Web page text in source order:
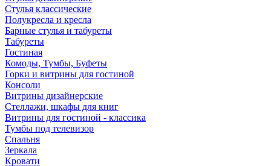
Стулья классические
Полукресла и кресла
Барные стулья и табуреты
Табуреты
Гостиная
Комоды, Тумбы, Буфеты
Горки и витрины для гостиной
Консоли
Витрины дизайнерские
Стеллажи, шкафы для книг
Витрины для гостиной - классика
Тумбы под телевизор
Спальня
Зеркала
Кровати